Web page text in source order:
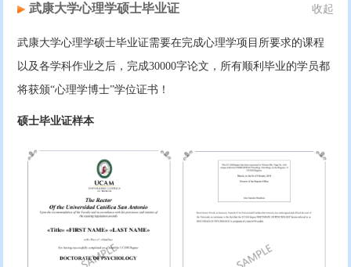
武康大学心理学硕士毕业证 收起
武康大学心理学硕士毕业证需要在完成心理学项目所要求的课程
以及各学科作业之后，完成30000字论文，所有顺利毕业的学员都
将获颁“心理学博士”学位证书！
硕士毕业证样本